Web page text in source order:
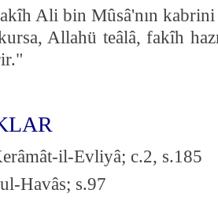
Ali bin Mûsâ'nın
Allahü teâlâ, fakîh
il-Evliyâ; c.2, s.185
Havâs; s.97